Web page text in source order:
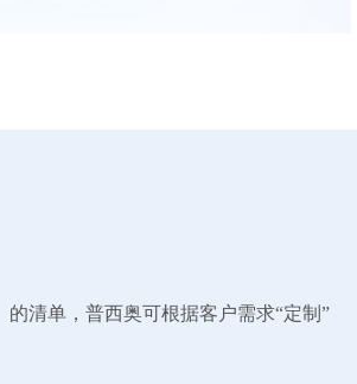
的清单，普西奥可根据客户需求“定制”